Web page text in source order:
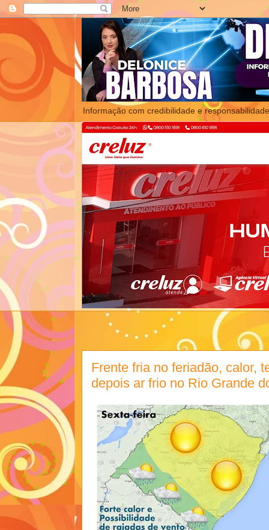
Informação com credibilidade e
Frente fria no feriadão, calor,
depois ar frio no Rio Grande